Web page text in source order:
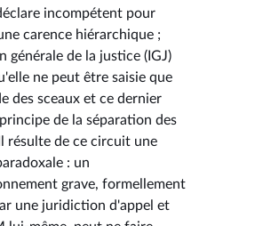
incompétent pour
carence hiérarchique ;
générale de la justice (IGJ)
ne peut être saisie que
des sceaux et ce dernier
de la séparation des
résulte de ce circuit une
: un
grave, formellement
une juridiction d'appel et